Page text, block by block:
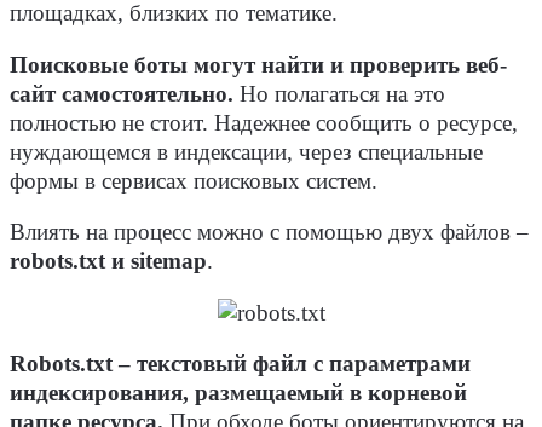
площадках, близких по тематике.
Поисковые боты могут найти и проверить веб-
сайт самостоятельно. Но полагаться на это
полностью не стоит. Надежнее сообщить о ресурсе,
нуждающемся в индексации, через специальные
формы в сервисах поисковых систем.
Влиять на процесс можно с помощью двух файлов –
robots.txt и sitemap.
Robots.txt – текстовый файл с параметрами
индексирования, размещаемый в корневой